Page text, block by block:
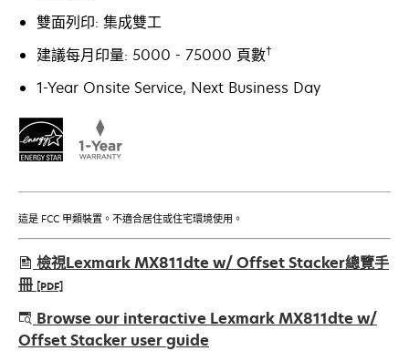
雙面列印: 集成雙工
建議每月印量: 5000 - 75000 頁數†
1-Year Onsite Service, Next Business Day
這是 FCC 甲類裝置。不適合居住或住宅環境使用。
檢視Lexmark MX811dte w/ Offset Stacker總覽手
冊 [PDF]
在
新
Browse our interactive Lexmark MX811dte w/
Offset Stacker user guide